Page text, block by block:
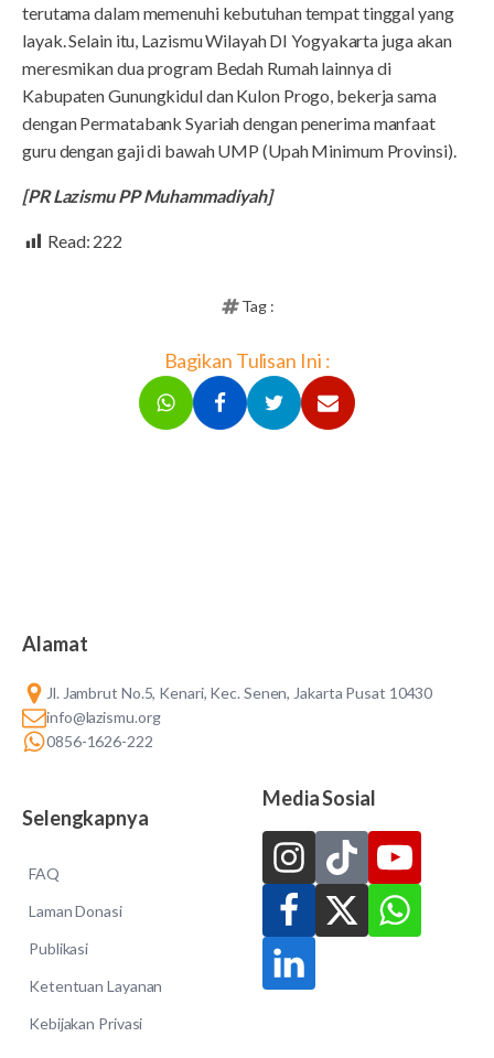
terutama dalam memenuhi kebutuhan tempat tinggal yang
layak. Selain itu, Lazismu Wilayah DI Yogyakarta juga akan
meresmikan dua program Bedah Rumah lainnya di
Kabupaten Gunungkidul dan Kulon Progo, bekerja sama
dengan Permatabank Syariah dengan penerima manfaat
guru dengan gaji di bawah UMP (Upah Minimum Provinsi).
[PR Lazismu PP Muhammadiyah]
Read: 222
Tag :
Bagikan Tulisan Ini :
Alamat
Jl. Jambrut No.5, Kenari, Kec. Senen, Jakarta Pusat 10430
info@lazismu.org
0856-1626-222
Selengkapnya
FAQ
Laman Donasi
Publikasi
Ketentuan Layanan
Kebijakan Privasi
Media Sosial